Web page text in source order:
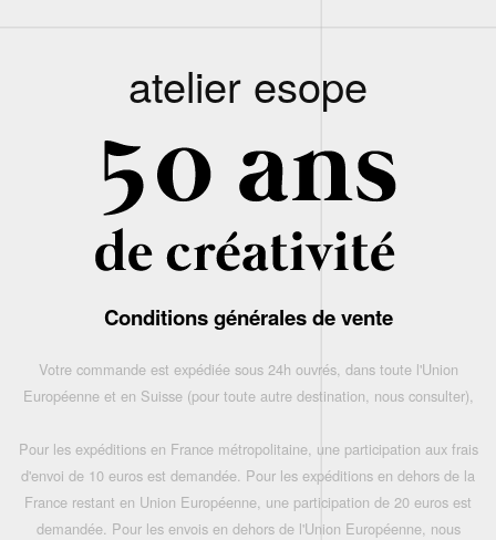
atelier esope
Conditions générales de vente
Votre commande est expédiée sous 24h ouvrés, dans toute l'Union
Européenne et en Suisse (pour toute autre destination, nous consulter),
Pour les expéditions en France métropolitaine, une participation aux frais
d'envoi de 10 euros est demandée. Pour les expéditions en dehors de la
France restant en Union Européenne, une participation de 20 euros est
demandée. Pour les envois en dehors de l'Union Européenne, nous